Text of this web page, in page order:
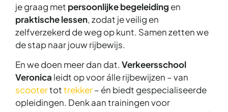
je graag met persoonlijke begeleiding en
praktische lessen, zodat je veilig en
zelfverzekerd de weg op kunt. Samen zetten we
de stap naar jouw rijbewijs.
En we doen meer dan dat. Verkeersschool
Veronica leidt op voor álle rijbewijzen – van
scootertottrekker– én biedt gespecialiseerde
opleidingen. Denk aan trainingen voor